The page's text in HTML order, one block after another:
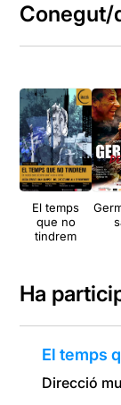
Conegut/
El temps
que no
tindrem
Ha
El temps
Direcció